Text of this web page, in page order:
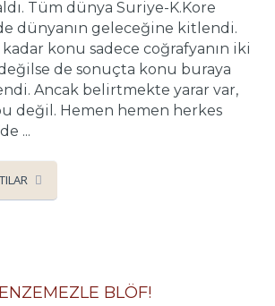
Tüm dünya Suriye-K.Kore
dünyanın geleceğine kitlendi.
konu sadece coğrafyanın iki
de sonuçta konu buraya
Ancak belirtmekte yarar var,
değil. Hemen hemen herkes
...
BLÖF!